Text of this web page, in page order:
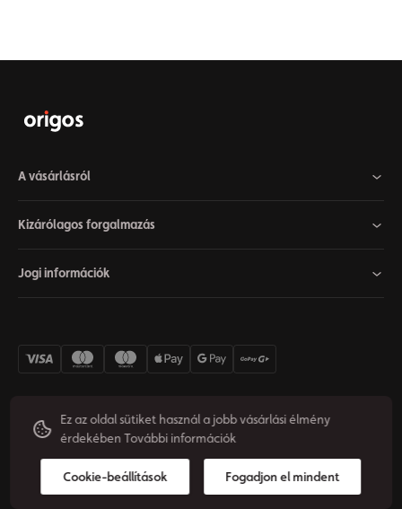
A vásárlásról
Kizárólagos forgalmazás
Jogi információk
© 2026 Origos Group s.r.o. - HU. Minden jog fenntartva.
Cookie beállítások Elállás a szerződéstől
Ez az oldal sütiket használ a jobb vásárlási élmény
érdekébenTovábbi információk
Cookie-beállítások Fogadjon el mindent